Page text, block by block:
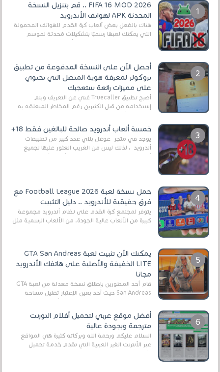
FIFA 16 MOD 2026 .. قم بتنزيل النسخة
المحدثة APK لهواتف الأندرويد
هناك بالفعل بعض ألعاب كرة القدم للهواتف المحمولة
التي يمكنك لعبها رسميًا بتشكيلات مُحدثة لموسم
أحصل الآن على النسخة المدفوعة من تطبيق
تروكولر لمعرفة هوية المتصل التي تحتوي
على مميزات رائعة ستعجبك
أصبح تطبيق Truecaller غني عن التعريف ويتم
إستخدامه من قبل الكثيرين رغم المخاطر المتعلقه به
خمسة ألعاب أندرويد صالحة للبالغين فقط 18+
يوجد في متجر غوغل بلاي عدد كبير من تطبيقات
أندرويد ، لذلك ليس من الغريب العثور عليها لجميع
حمل نسخة لعبة Football League 2026 مع
فرق حقيقية للأندرويد .. دليل التثبيت
يتوفر لمجتمع كرة القدم على نظام أندرويد مجموعة
كبيرة من الألعاب عالية الجودة. من الألعاب الرسمية مثل
يمكنك الآن تثبيت لعبة GTA San Andreas
LITE الخفيفة والأصلية على هاتفك الأندرويد
مجانا
قام أحد المطورين بإطلاق نسخة معدلة من لعبة GTA
San Andreas حيث أخد بعين الإعتبار تقليل مساحة
أفضل موقع عربي لتحميل أفلام التورنت
مترجمة وبجودة عالية
السلام عليكم ورحمة الله وبركاته كثيرة هي المواقع
عبر الأنترنت الغير العربية التي تقدم خدمة تحميل
الأفلام على التورنت ، ومعظم هذه المواقع ل...